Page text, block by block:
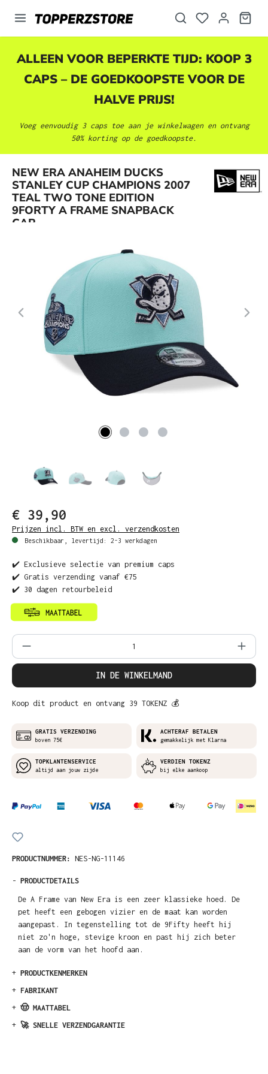
ALLEEN VOOR BEPERKTE TIJD: KOOP 3
CAPS – DE GOEDKOOPSTE VOOR DE
HALVE PRIJS!
Voeg eenvoudig 3 caps toe aan je winkelwagen en ontvang
50% korting op de goedkoopste.
NEW ERA ANAHEIM DUCKS
STANLEY CUP CHAMPIONS 2007
TEAL TWO TONE EDITION
9FORTY A FRAME SNAPBACK
CAP
Afbeeldingengalerij overslaan
€ 39,90
Prijzen incl. BTW en excl. verzendkosten
Beschikbaar, levertijd: 2-3 werkdagen
✔️ Exclusieve selectie van premium caps
✔️ Gratis verzending vanaf €75
✔️ 30 dagen retourbeleid
Producthoeveelheid: Voer de gewenste
IN DE WINKELMAND
Koop dit product en ontvang 39 TOKENZ 💰
GRATIS VERZENDING
boven 75€
ACHTERAF BETALEN
gemakkelijk met Klarna
TOPKLANTENSERVICE
altijd aan jouw zijde
VERDIEN TOKENZ
bij elke aankoop
PRODUCTNUMMER: NES-NG-11146
- PRODUCTDETAILS
De A Frame van New Era is een zeer klassieke hoed. De
pet heeft een gebogen vizier en de maat kan worden
aangepast. In tegenstelling tot de 9Fifty heeft hij
niet zo'n hoge, stevige kroon en past hij zich beter
aan de vorm van het hoofd aan.
+ PRODUCTKENMERKEN
+ FABRIKANT
+ 🤠 MAATTABEL
+ 🚀 SNELLE VERZENDGARANTIE